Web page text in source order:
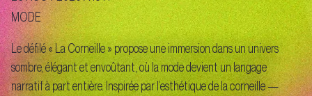
MODE
Le défilé « La Corneille » propose une immersion dans un univers
sombre, élégant et envoûtant, où la mode devient un langage
narratif à part entière. Inspirée par l’esthétique de la corneille —